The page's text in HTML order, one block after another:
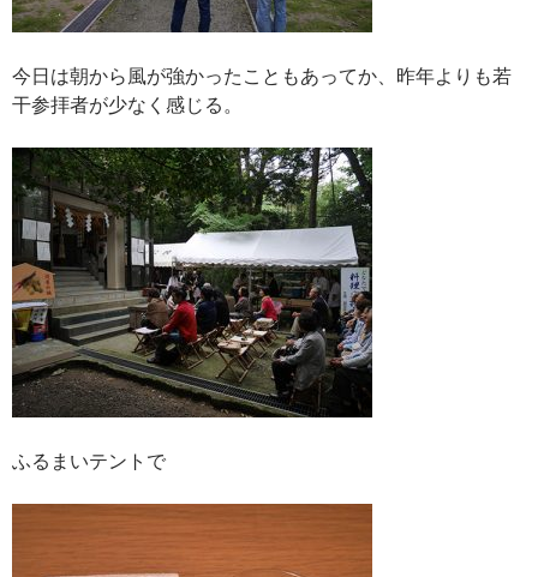
今日は朝から風が強かったこともあってか、昨年よりも若
干参拝者が少なく感じる。
ふるまいテントで